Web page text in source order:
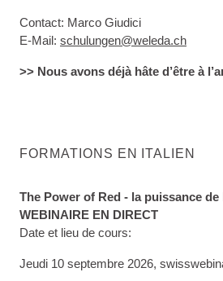
Contact: Marco Giudici
E-Mail: schulungen@weleda.ch
>> Nous avons déjà hâte d’être à
FORMATIONS EN ITALIEN
The Power of Red - la puissance de
WEBINAIRE EN DIRECT
Date et lieu de cours:
Jeudi 10 septembre 2026,